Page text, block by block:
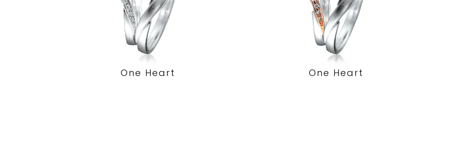
One Heart One Heart